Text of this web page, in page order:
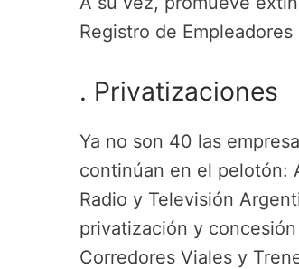
Registro de
. Privatizaciones
Ya no son 40 las
continúan en el pelotón:
Radio y Televisión
privatización y
Corredores Viales y